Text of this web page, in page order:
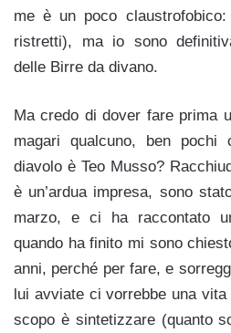
me è un poco
ristretti), ma io sono
delle Birre da divano.
Ma credo di dover fare prima
magari qualcuno, ben pochi
diavolo è Teo Musso?
è un’ardua impresa, sono
marzo, e ci ha raccontato
quando ha finito mi sono
anni, perché per fare, e
lui avviate ci vorrebbe una
scopo è sintetizzare (quanto